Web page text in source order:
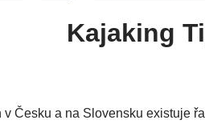
Kajaking
Česku a na Slovensku existuje